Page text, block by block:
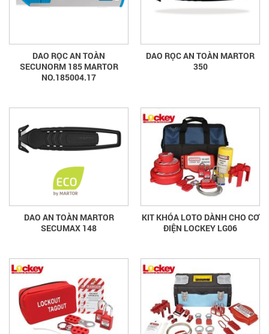
DAO RỌC AN TOÀN
SECUNORM 185 MARTOR
NO.185004.17
DAO RỌC AN TOÀN MARTOR
350
DAO AN TOÀN MARTOR
SECUMAX 148
KIT KHÓA LOTO DÀNH CHO CƠ
ĐIỆN LOCKEY LG06